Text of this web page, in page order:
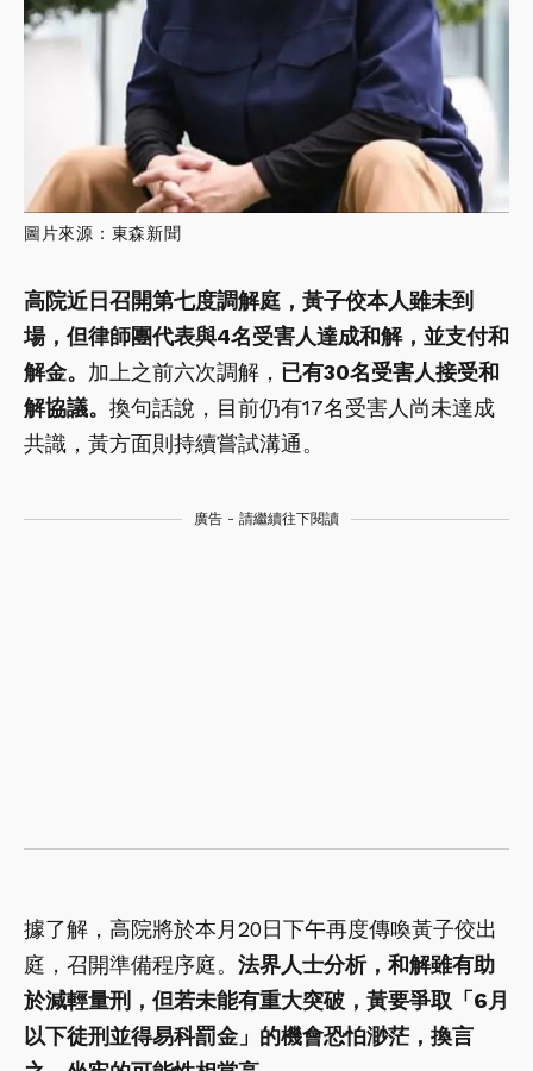
圖片來源：東森新聞
高院近日召開第七度調解庭，黃子佼本人雖未到
場，但律師團代表與4名受害人達成和解，並支付和
解金。 加上之前六次調解， 已有30名受害人接受和
解協議。 換句話說，目前仍有17名受害人尚未達成
共識，黃方面則持續嘗試溝通。
廣告 - 請繼續往下閱讀
據了解，高院將於本月20日下午再度傳喚黃子佼出
庭，召開準備程序庭。 法界人士分析，和解雖有助
於減輕量刑，但若未能有重大突破，黃要爭取「6月
以下徒刑並得易科罰金」的機會恐怕渺茫，換言